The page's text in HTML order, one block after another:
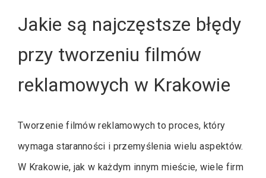
Jakie są najczęstsze błędy
przy tworzeniu filmów
reklamowych w Krakowie
Tworzenie filmów reklamowych to proces, który
wymaga staranności i przemyślenia wielu aspektów.
W Krakowie, jak w każdym innym mieście, wiele firm